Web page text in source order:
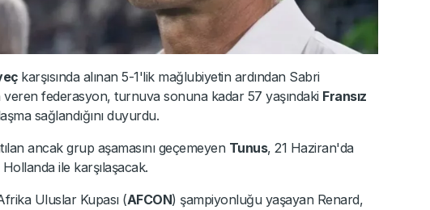
karşısında alınan 5-1'lik mağlubiyetin ardından Sabri
federasyon, turnuva sonuna kadar 57 yaşındaki Fransız
sağlandığını duyurdu.
ancak grup aşamasını geçemeyen Tunus, 21 Haziran'da
ile karşılaşacak.
Uluslar Kupası (AFCON) şampiyonluğu yaşayan Renard,